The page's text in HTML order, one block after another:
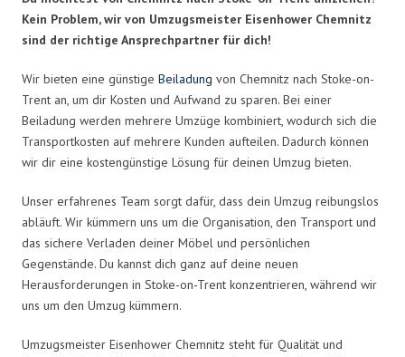
Kein Problem, wir von Umzugsmeister Eisenhower Chemnitz
sind der richtige Ansprechpartner für dich!
Wir bieten eine günstige Beiladung von Chemnitz nach Stoke-on-
Trent an, um dir Kosten und Aufwand zu sparen. Bei einer
Beiladung werden mehrere Umzüge kombiniert, wodurch sich die
Transportkosten auf mehrere Kunden aufteilen. Dadurch können
wir dir eine kostengünstige Lösung für deinen Umzug bieten.
Unser erfahrenes Team sorgt dafür, dass dein Umzug reibungslos
abläuft. Wir kümmern uns um die Organisation, den Transport und
das sichere Verladen deiner Möbel und persönlichen
Gegenstände. Du kannst dich ganz auf deine neuen
Herausforderungen in Stoke-on-Trent konzentrieren, während wir
uns um den Umzug kümmern.
Umzugsmeister Eisenhower Chemnitz steht für Qualität und